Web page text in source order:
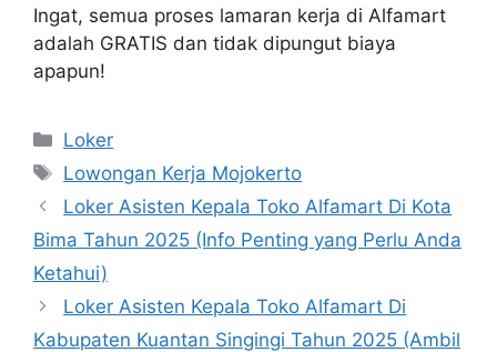
Ingat, semua proses lamaran kerja di Alfamart
adalah GRATIS dan tidak dipungut biaya
apapun!
Kategori
Loker
Tag
Lowongan Kerja Mojokerto
Loker Asisten Kepala Toko Alfamart Di Kota
Bima Tahun 2025 (Info Penting yang Perlu Anda
Ketahui)
Loker Asisten Kepala Toko Alfamart Di
Kabupaten Kuantan Singingi Tahun 2025 (Ambil